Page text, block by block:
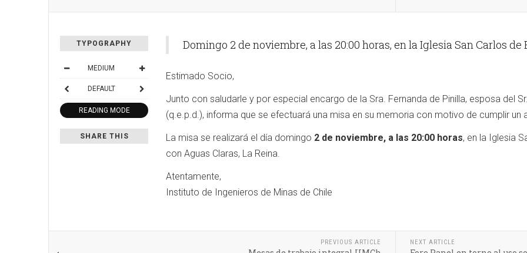
TYPOGRAPHY
MEDIUM
DEFAULT
READING MODE
SHARE THIS
Domingo 2 de noviembre, a las 20:00 horas, en la Iglesia San Carlos de
Estimado Socio,
Junto con saludarle y por especial encargo de la Sra. Fernanda de Pinilla, esposa del
(q.e.p.d.), informa que se efectuará una misa en su memoria con motivo de cumplir un
La misa se realizará el día domingo 2 de noviembre, a las 20:00 horas, en la Iglesia
con Aguas Claras, La Reina.
Atentamente,
Instituto de Ingenieros de Minas de Chile
PREVIOUS ARTICLE NEXT ARTICLE